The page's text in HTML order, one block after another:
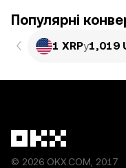
Популярні
1 XRPу1,019
© 2026 OKX.COM, 2017